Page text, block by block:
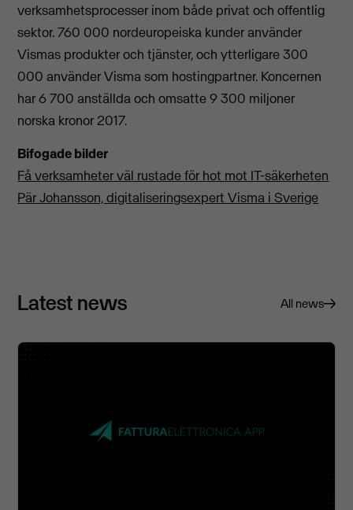
verksamhetsprocesser inom både privat och offentlig
sektor. 760 000 nordeuropeiska kunder använder
Vismas produkter och tjänster, och ytterligare 300
000 använder Visma som hostingpartner. Koncernen
har 6 700 anställda och omsatte 9 300 miljoner
norska kronor 2017.
Bifogade bilder
Få verksamheter väl rustade för hot mot IT-säkerheten
Pär Johansson, digitaliseringsexpert Visma i Sverige
Latest news All news